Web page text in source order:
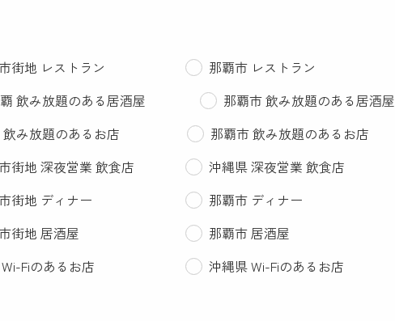
街地 レストラン 那覇市 レストラン
飲み放題のある居酒屋 那覇市 飲み放題のある居酒屋
飲み放題のあるお店 那覇市 飲み放題のあるお店
街地 深夜営業 飲食店 沖縄県 深夜営業 飲食店
街地 ディナー 那覇市 ディナー
街地 居酒屋 那覇市 居酒屋
Fiのあるお店 沖縄県 Wi-Fiのあるお店